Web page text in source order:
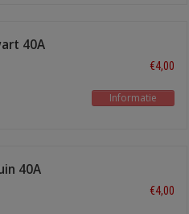
40A
€4,00
Informatie
40A
€4,00